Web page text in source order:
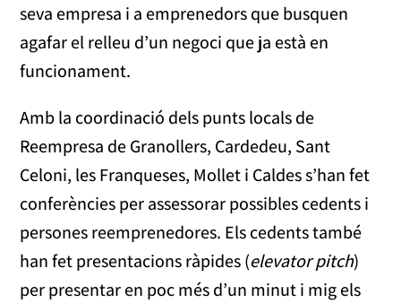
seva empresa i a emprenedors que busquen
agafar el relleu d’un negoci que ja està en
funcionament.
Amb la coordinació dels punts locals de
Reempresa de Granollers, Cardedeu, Sant
Celoni, les Franqueses, Mollet i Caldes s’han fet
conferències per assessorar possibles cedents i
persones reemprenedores. Els cedents també
han fet presentacions ràpides (elevator pitch)
per presentar en poc més d’un minut i mig els